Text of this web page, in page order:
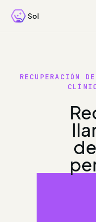
Sol
RECUPERACIÓN